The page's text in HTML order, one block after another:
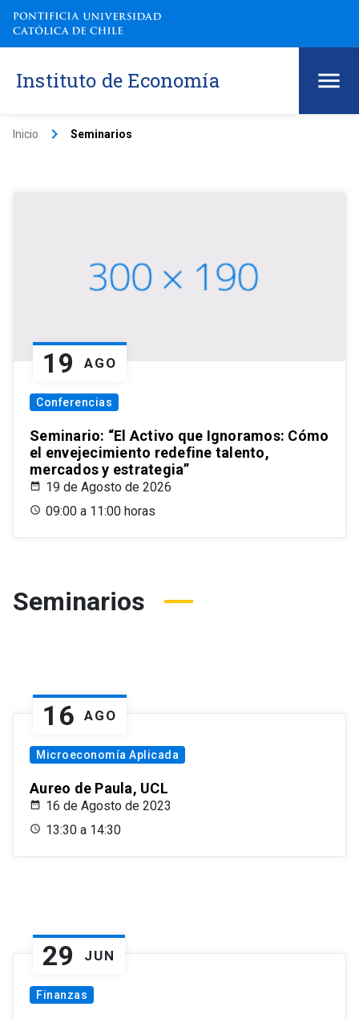
Instituto de Economía
Inicio keyboard_arrow_right Seminarios
19 AGO
Conferencias
Seminario: “El Activo que Ignoramos: Cómo
el envejecimiento redefine talento,
mercados y estrategia”
19 de Agosto de 2026
09:00 a 11:00 horas
Seminarios
16 AGO
Microeconomía Aplicada
Aureo de Paula, UCL
16 de Agosto de 2023
13:30 a 14:30
29 JUN
Finanzas